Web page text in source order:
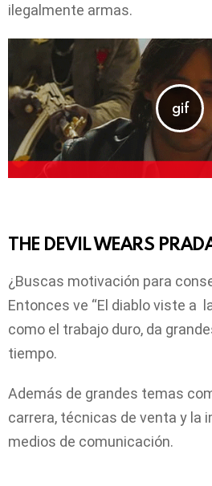
ilegalmente armas.
THE DEVIL WEARS
¿Buscas motivación para
Entonces ve “El diablo viste a
como el trabajo duro, da
tiempo.
Además de grandes temas
carrera, técnicas de venta y la
medios de comunicación.